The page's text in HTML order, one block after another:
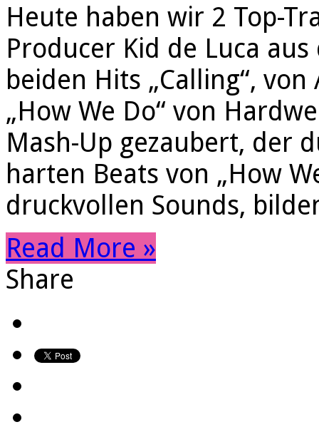
Heute haben wir 2 Top-
Producer Kid de Luca
beiden Hits „Calling“,
„How We Do“ von
Mash-Up gezaubert, der
harten Beats von „How
druckvollen Sounds,
Read More »
Share